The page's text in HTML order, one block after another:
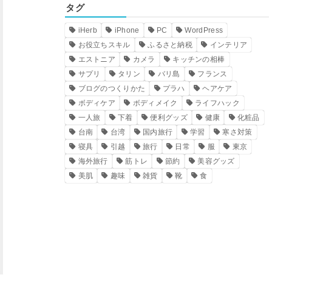
タグ
iHerb iPhone PC
WordPress
お役立ちスキル
ふるさと納税
インテリア
エストニア
カメラ
キッチンの相棒
サプリ
タリン バリ島
フランス
ブログのつくりかた
プラハ
ヘアケア
ボディケア
ボディメイク
ライフハック
一人旅
下着 便利グッズ 健康
化粧品
台南
台湾 国内旅行 学習
寒さ対策
寝具
引越 旅行 日常 服
東京
海外旅行
筋トレ 節約
美容グッズ
美肌
趣味 雑貨 靴 食